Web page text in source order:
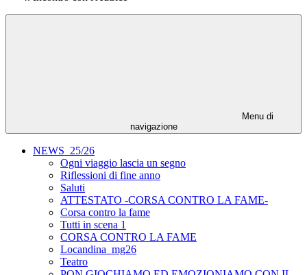
Menu di
navigazione
NEWS_25/26
Ogni viaggio lascia un segno
Riflessioni di fine anno
Saluti
ATTESTATO -CORSA CONTRO LA FAME-
Corsa contro la fame
Tutti in scena 1
CORSA CONTRO LA FAME
Locandina_mg26
Teatro